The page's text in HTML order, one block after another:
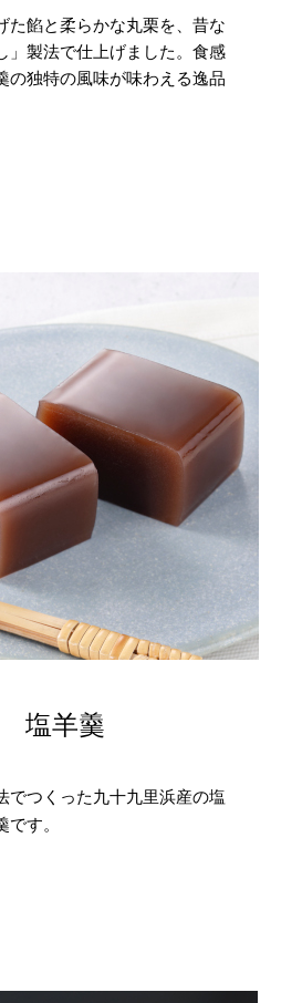
た餡と柔らかな丸栗を、昔な
」製法で仕上げました。食感
の独特の風味が味わえる逸品
塩羊羹
でつくった九十九里浜産の塩
す。